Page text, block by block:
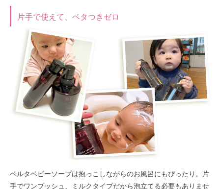
片手で使えて、ベタつきゼロ
ベルタベビーソープは抱っこしながらのお風呂にもぴったり。片
手でワンプッシュ、ミルクタイプだから泡立てる必要もありませ